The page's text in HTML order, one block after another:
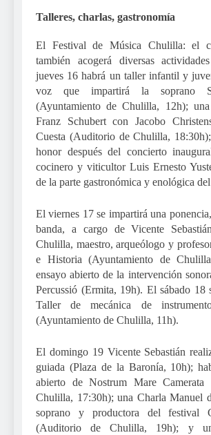
Talleres, charlas, gastronomía
El Festival de Música Chulilla: el
también acogerá diversas
jueves 16 habrá un taller infantil y
voz que impartirá la soprano
(Ayuntamiento de Chulilla, 12h);
Franz Schubert con Jacobo
Cuesta (Auditorio de Chulilla,
honor después del concierto
cocinero y viticultor Luis Ernesto
de la parte gastronómica y enológica
El viernes 17 se impartirá una
banda, a cargo de Vicente
Chulilla, maestro, arqueólogo y
e Historia (Ayuntamiento de
ensayo abierto de la intervención
Percussió (Ermita, 19h). El sábado 18
Taller de mecánica de
(Ayuntamiento de Chulilla, 11h).
El domingo 19 Vicente Sebastián
guiada (Plaza de la Baronía, 10h);
abierto de Nostrum Mare
Chulilla, 17:30h); una Charla Manuel
soprano y productora del festival
(Auditorio de Chulilla, 19h); y